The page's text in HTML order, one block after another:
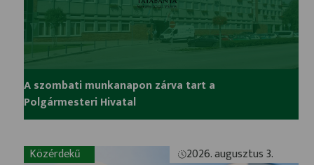
A szombati munkanapon zárva tart a
Polgármesteri Hivatal
Közérdekű 2026. augusztus 3.